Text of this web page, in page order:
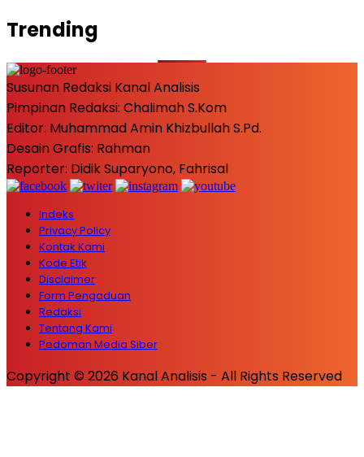
Trending
Susunan Redaksi Kanal Analisis
Pimpinan Redaksi: Chalimah S.Kom
Editor: Muhammad Amin Khizbullah S.Pd.
Desain Grafis: Rahman
Reporter: Didik Suparyono, Fahrisal
Indeks
Privacy Policy
Kontak Kami
Kode Etik
Disclaimer
Form Pengaduan
Redaksi
Tentang Kami
Pedoman Media Siber
Copyright © 2026 Kanal Analisis - All Rights Reserved